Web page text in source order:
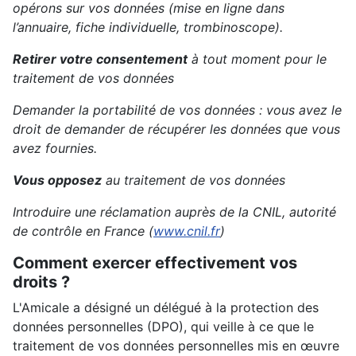
opérons sur vos données (mise en ligne dans
l’annuaire, fiche individuelle, trombinoscope).
Retirer votre consentementà tout moment pour le
traitement de vos données
Demander la portabilité de vos données : vous avez le
droit de demander de récupérer les données que vous
avez fournies.
Vous opposez au traitement de vos données
Introduire une réclamation auprès de la CNIL, autorité
de contrôle en France (www.cnil.fr)
Comment exercer effectivement vos
droits ?
L'Amicale a désigné un délégué à la protection des
données personnelles (DPO), qui veille à ce que le
traitement de vos données personnelles mis en œuvre